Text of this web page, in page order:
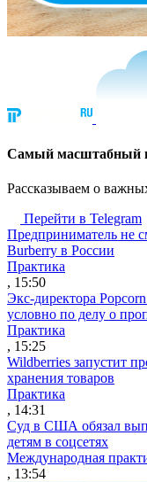
Cамый масштабный
Рассказываем о
Перейти в Telegram
Предприниматель не
Burberry в России
Практика
, 15:50
Экс-директора
условно по делу о
Практика
, 15:25
Wildberries запустит
хранения товаров
Практика
, 14:31
Суд в США обязал
детям в соцсетях
Международная
, 13:54